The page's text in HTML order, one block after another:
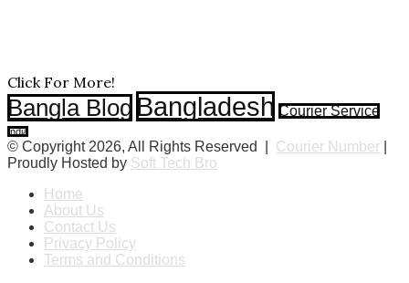
Click For More!
Bangla Blog Bangladesh Courier Service
India
© Copyright 2026, All Rights Reserved | Courier Number
Proudly Hosted by Soft Tech Bro
Home
About Us
Contact Us
Privacy Policy
Terms and Conditions